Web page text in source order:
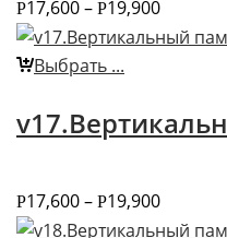
Р17,600– Р19,900
Выбрать ...
Р17,600– Р19,900